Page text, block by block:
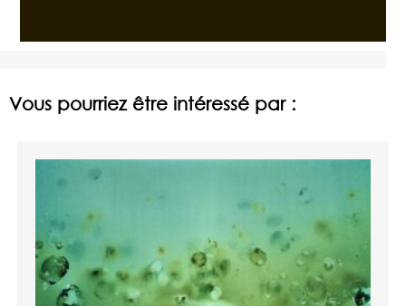
Vous pourriez être intéressé par :